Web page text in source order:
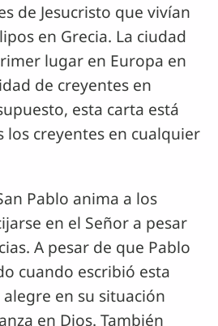
de Jesucristo que vivían
en Grecia. La ciudad
lugar en Europa en
de creyentes en
esta carta está
los creyentes en cualquier
Pablo anima a los
en el Señor a pesar
A pesar de que Pablo
cuando escribió esta
en su situación
en Dios. También